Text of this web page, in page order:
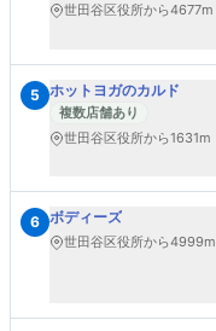
世田谷区役所から4677m
5 ホットヨガのカルド
複数店舗あり
世田谷区役所から1631m
6 ボディーズ
世田谷区役所から4999m